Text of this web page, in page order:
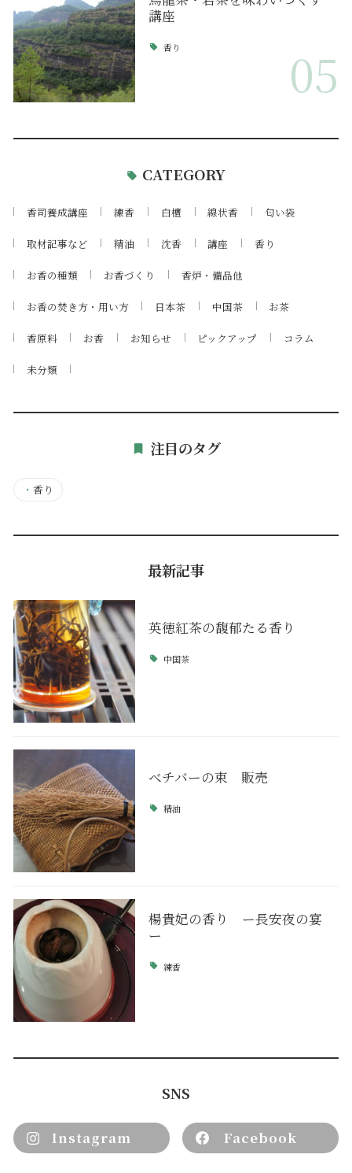
講座
香り 05
CATEGORY
香司養成講座 練香 白檀 線状香 匂い袋
取材記事など 精油 沈香 講座 香り
お香の種類 お香づくり 香炉・備品他
お香の焚き方・用い方 日本茶 中国茶 お茶
香原料 お香 お知らせ ピックアップ コラム
未分類
注目のタグ
・ 香り
最新記事
英徳紅茶の馥郁たる香り
中国茶
ベチバーの束 販売
精油
楊貴妃の香り ー長安夜の宴
ー
練香
SNS
Instagram Facebook